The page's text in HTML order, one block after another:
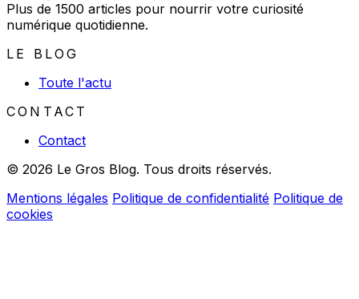
Plus de 1500 articles pour nourrir votre curiosité
numérique quotidienne.
LE BLOG
Toute l'actu
CONTACT
Contact
© 2026 Le Gros Blog. Tous droits réservés.
Mentions légales Politique de confidentialité Politique de
cookies